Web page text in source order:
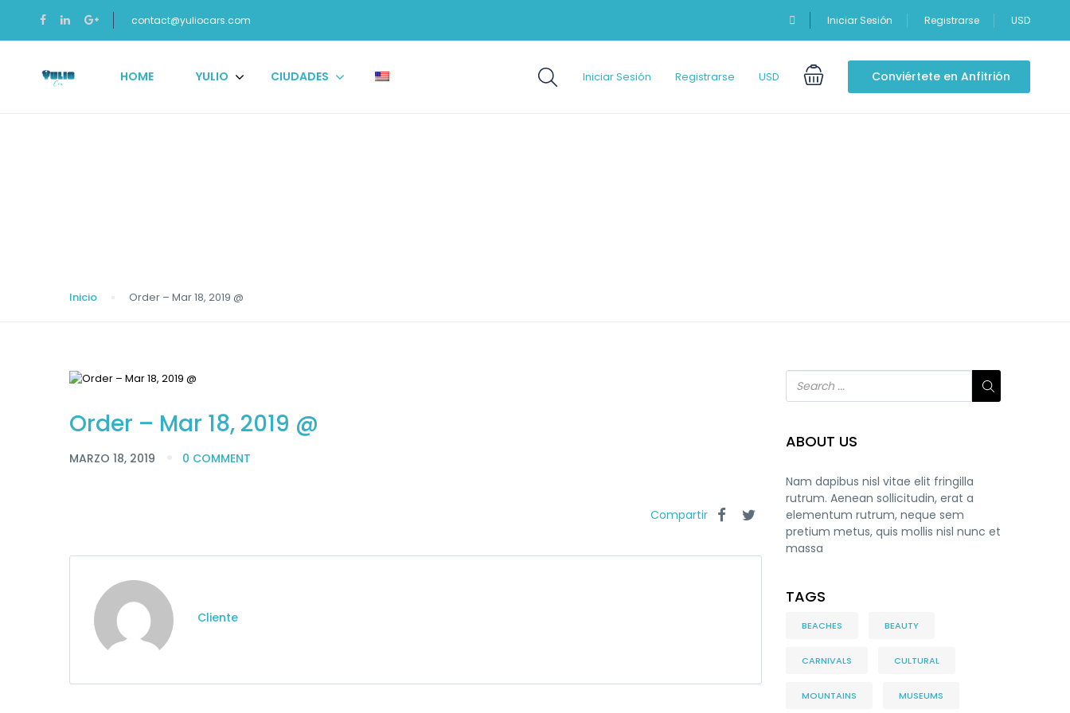
contact@yuliocars.com Iniciar Sesión Registrarse USD
HOME YULIO CIUDADES Iniciar Sesión Registrarse USD Conviértete en Anfitrión
Inicio Order – Mar 18, 2019 @
Order – Mar 18, 2019 @
MARZO 18, 2019 0 COMMENT
Compartir
Cliente
ABOUT US
Nam dapibus nisl vitae elit fringilla
rutrum. Aenean sollicitudin, erat a
elementum rutrum, neque sem
pretium metus, quis mollis nisl nunc et
massa
TAGS
BEACHES BEAUTY
CARNIVALS CULTURAL
MOUNTAINS MUSEUMS